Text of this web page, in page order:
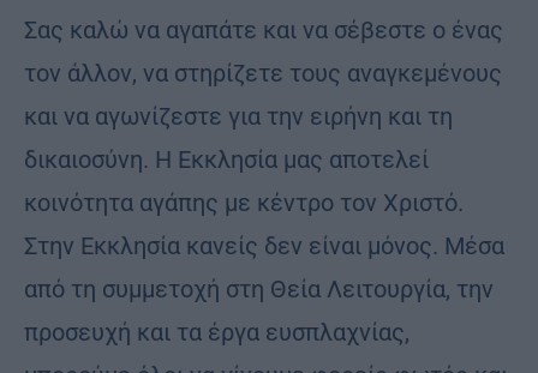
Σας καλώ να αγαπάτε και να σέβεστε ο ένας
τον άλλον, να στηρίζετε τους αναγκεμένους
και να αγωνίζεστε για την ειρήνη και τη
δικαιοσύνη. Η Εκκλησία μας αποτελεί
κοινότητα αγάπης με κέντρο τον Χριστό.
Στην Εκκλησία κανείς δεν είναι μόνος. Μέσα
από τη συμμετοχή στη Θεία Λειτουργία, την
προσευχή και τα έργα ευσπλαχνίας,